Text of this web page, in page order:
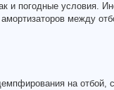
и погодные условия.
между
на отбой,